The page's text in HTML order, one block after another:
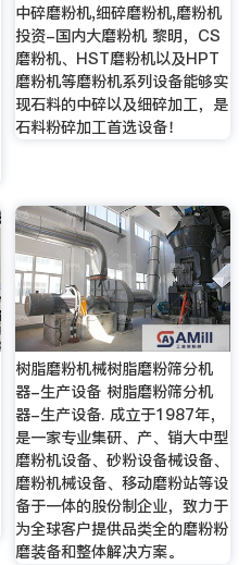
中碎磨粉机,细碎磨粉机,磨粉机
投资-国内大磨粉机 黎明，CS
磨粉机、HST磨粉机以及HPT
磨粉机等磨粉机系列设备能够实
现石料的中碎以及细碎加工，是
石料粉碎加工首选设备！
树脂磨粉机械树脂磨粉筛分机
器-生产设备 树脂磨粉筛分机
器-生产设备. 成立于1987年，
是一家专业集研、产、销大中型
磨粉机设备、砂粉设备械设备、
磨粉机械设备、移动磨粉站等设
备于一体的股份制企业，致力于
为全球客户提供品类全的磨粉粉
磨装备和整体解决方案。